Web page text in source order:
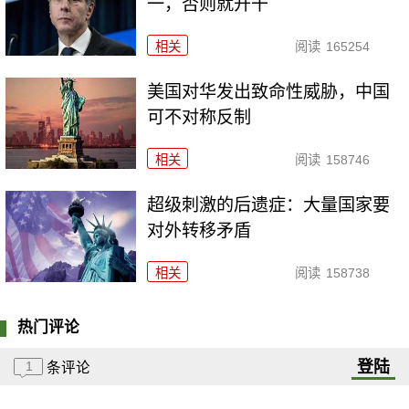
一，否则就开干
相关 阅读 165254
美国对华发出致命性威胁，中国
可不对称反制
相关 阅读 158746
超级刺激的后遗症：大量国家要
对外转移矛盾
相关 阅读 158738
热门评论
1 条评论 登陆